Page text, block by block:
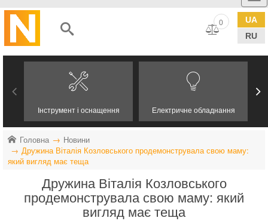
UA
RU
0
Інструмент і оснащення Електричне обладнання
Головна
Новини
Дружина Віталія Козловського продемонструвала свою маму:
який вигляд має теща
Дружина Віталія Козловського
продемонструвала свою маму: який
вигляд має теща